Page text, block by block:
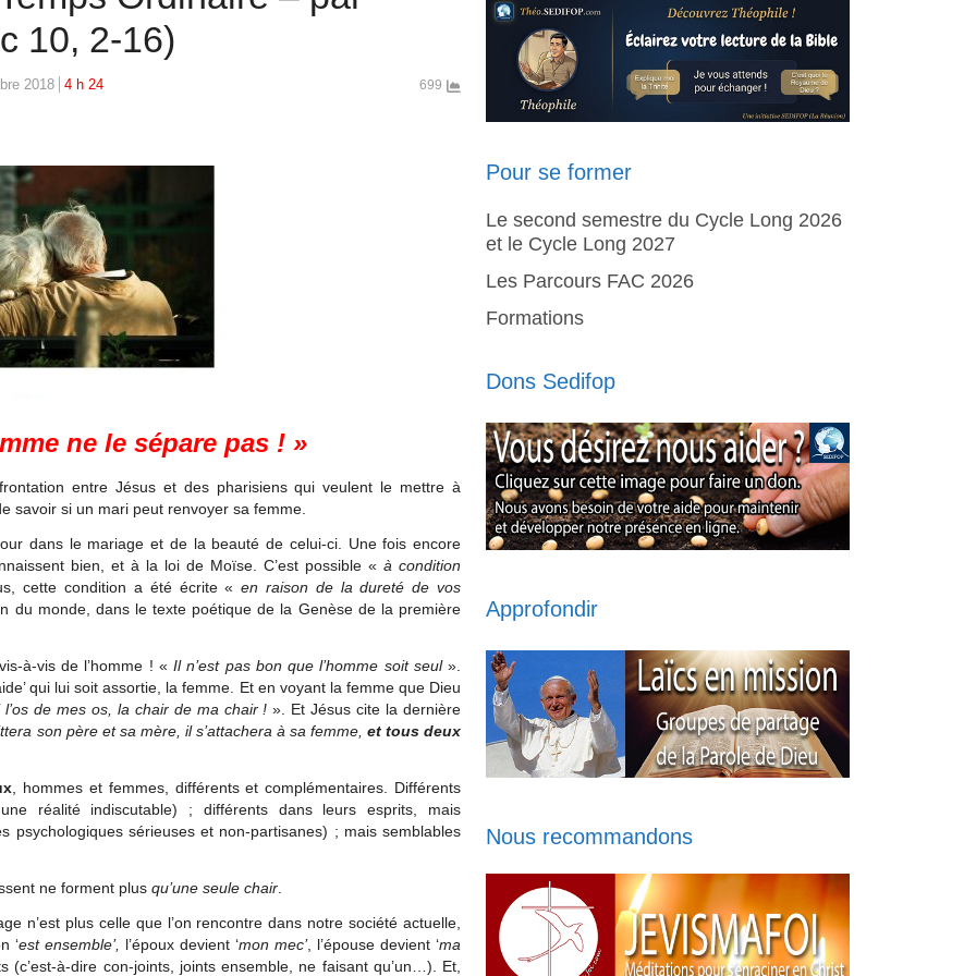
10, 2-16)
2018 4 h 24 699
ne le sépare pas ! »
entre Jésus et des pharisiens qui veulent le mettre à
savoir si un mari peut renvoyer sa femme.
dans le mariage et de la beauté de celui-ci. Une fois encore
bien, et à la loi de Moïse. C’est possible «à condition
cette condition a été écrite «en raison de la dureté de vos
monde, dans le texte poétique de la Genèse de la première
à-vis de l’homme ! «Il n’est pas bon que l’homme soit seul».
qui lui soit assortie, la femme. Et en voyant la femme que Dieu
l’os de mes os, la chair de ma chair ! ». Et Jésus cite la dernière
son père et sa mère, il s’attachera à sa femme, et tous deux
, hommes et femmes, différents et complémentaires. Différents
réalité indiscutable) ; différents dans leurs esprits, mais
psychologiques sérieuses et non-partisanes) ; mais semblables
ne forment plus qu’une seule chair
n’est plus celle que l’on rencontre dans notre société actuelle,
‘est ensemble’, l’époux devient ‘mon mec’, l’épouse devient ‘ma
à-dire con-joints, joints ensemble, ne faisant qu’un…). Et,
Pour se former
Le second semestre du Cycle Long 2026
et le Cycle Long 2027
Les Parcours FAC 2026
Formations
Dons Sedifop
Approfondir
Nous recommandons